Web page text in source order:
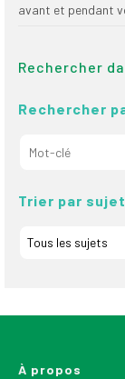
avant et pendant
Rechercher
Rechercher
Trier par
À propos